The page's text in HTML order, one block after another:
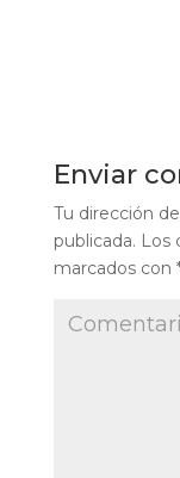
Enviar
Tu dirección
publicada. Los
marcados con